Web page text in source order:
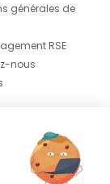
générales de
RSE
nous